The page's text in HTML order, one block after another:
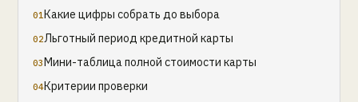
Какие цифры собрать до выбора
Льготный период кредитной карты
Мини-таблица полной стоимости карты
Критерии проверки